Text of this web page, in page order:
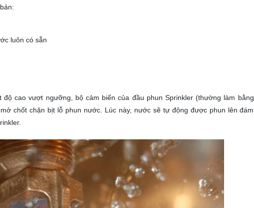
luôn có sẵn
độ cao vượt ngưỡng, bộ cảm biến của đầu phun Sprinkler (thường làm bằng
chốt chặn bịt lỗ phun nước. Lúc này, nước sẽ tự động được phun lên đám